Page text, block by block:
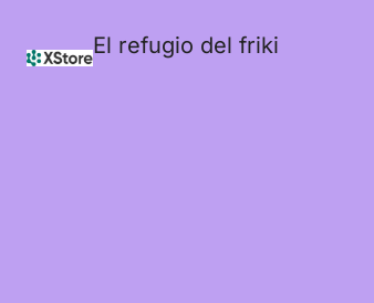
El refugio del friki